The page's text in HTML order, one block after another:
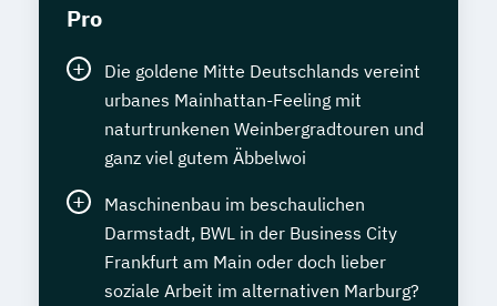
Pro
Die goldene Mitte Deutschlands vereint
urbanes Mainhattan-Feeling mit
naturtrunkenen Weinbergradtouren und
ganz viel gutem Äbbelwoi
Maschinenbau im beschaulichen
Darmstadt, BWL in der Business City
Frankfurt am Main oder doch lieber
soziale Arbeit im alternativen Marburg?